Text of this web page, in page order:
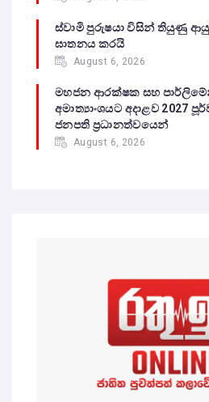
ස්වාමි පුරුෂයා විසින් තියුණු
ඝාතනය කරයි
August 6, 2026
මහජන ආරක්ෂක සහ
අමාත්‍යාංශයට අදාළව 2027
ජනපති ප්‍රධානත්වයෙන්
August 6, 2026